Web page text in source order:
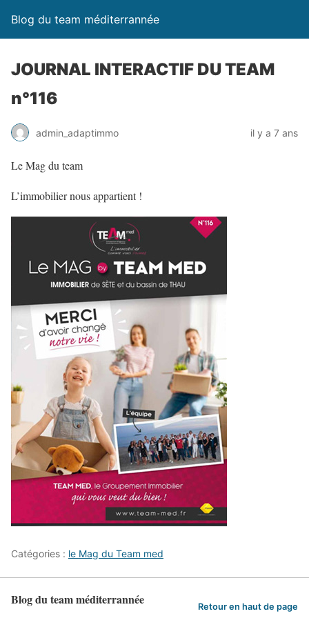
Blog du team méditerrannée
JOURNAL INTERACTIF DU TEAM
n°116
admin_adaptimmo il y a 7 ans
Le Mag du team
L’immobilier nous appartient !
Catégories : le Mag du Team med
Blog du team méditerrannée Retour en haut de page